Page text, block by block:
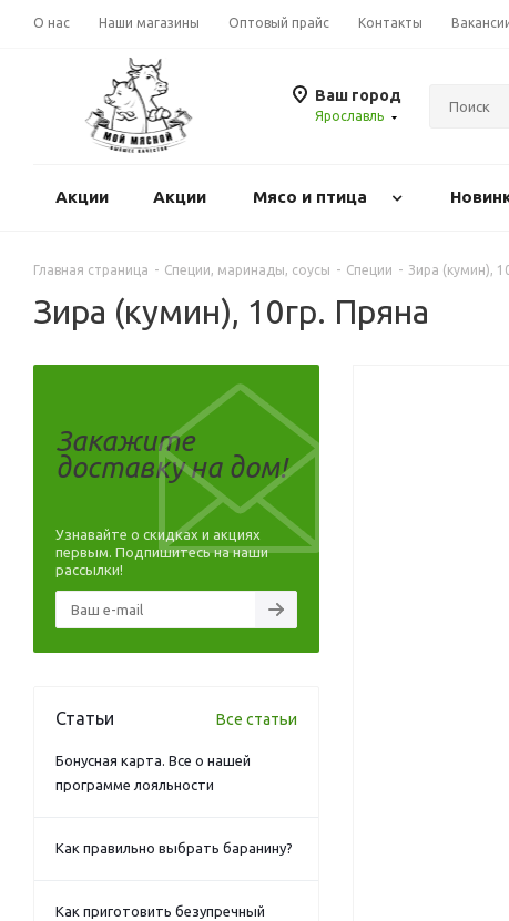
О нас Наши магазины Оптовый прайс Контакты
Ваш город
Ярославль
Акции Акции Mясо и птица
Главная страница - Специи, маринады, соусы - Специи - Зира (кумин),
Зира (кумин), 10гр. Пряна
Закажите
доставку на дом!
Узнавайте о скидках и акциях
первым. Подпишитесь на наши
рассылки!
Статьи Все статьи
Бонусная карта. Все о нашей
программе лояльности
Как правильно выбрать баранину?
Как приготовить безупречный